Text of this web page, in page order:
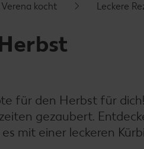
Verena kocht Leckere
für den Herbst für
gezaubert.
mit einer leckeren